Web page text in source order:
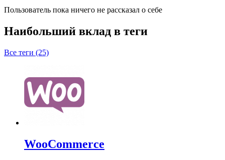
Пользователь пока ничего не рассказал о себе
Наибольший вклад в теги
Все теги (25)
WooСommerce